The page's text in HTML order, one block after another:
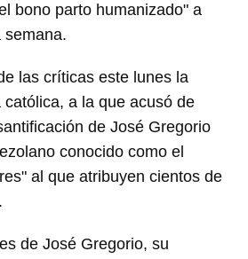
favorito, primero has de
SESIÓN CANCELAR
bono parto humanizado" a
semana.
las críticas este lunes la
a la que acusó de
de José Gregorio
conocido como el
al que atribuyen cientos de
de José Gregorio, su